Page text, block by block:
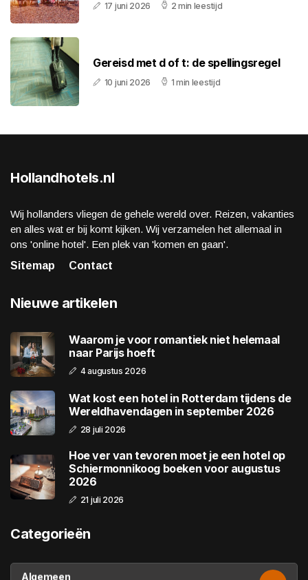
17 juni 2026 2 min leestijd
Gereisd met d of t: de spellingsregel
10 juni 2026 1 min leestijd
Hollandhotels.nl
Wij hollanders vliegen de gehele wereld over. Reizen, vakanties
en alles wat er bij komt kijken. Wij verzamelen het allemaal in
ons 'online hotel'. Een plek van 'komen en gaan'.
Sitemap
Contact
Nieuwe artikelen
Waarom je voor romantiek niet helemaal
naar Parijs hoeft
4 augustus 2026
Wat kost een hotel in Rotterdam tijdens de
Wereldhavendagen in september 2026
28 juli 2026
Hoe ver van tevoren moet je een hotel op
Schiermonnikoog boeken voor augustus
2026
21 juli 2026
Categorieën
Algemeen